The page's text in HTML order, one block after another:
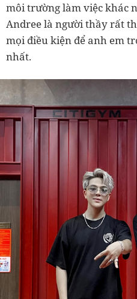
môi trường làm việc khác
Andree là người thầy rất
mọi điều kiện để anh em
nhất.